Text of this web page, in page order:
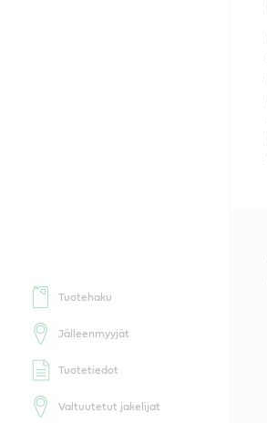
Tuotehaku
Jälleenmyyjät
Tuotetiedot
Valtuutetut jakelijat